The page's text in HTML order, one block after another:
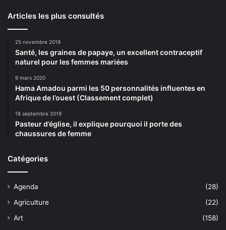
Articles les plus consultés
25 novembre 2019
Santé, les graines de papaye, un excellent contraceptif
naturel pour les femmes mariées
9 mars 2020
Hama Amadou parmi les 50 personnalités influentes en
Afrique de l’ouest (Classement complet)
18 septembre 2019
Pasteur d’église, il explique pourquoi il porte des
chaussures de femme
Catégories
Agenda
(28)
Agriculture
(22)
Art
(158)